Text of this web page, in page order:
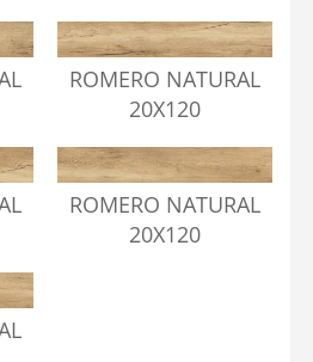
ROMERO NATURAL
20X120
ROMERO NATURAL
20X120